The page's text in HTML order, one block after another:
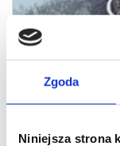
Zgoda
Niniejsza strona